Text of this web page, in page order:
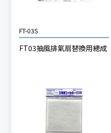
FT-03S
FT03抽風排氣扇替換用總成